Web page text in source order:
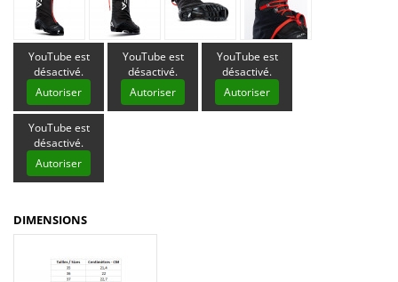
YouTube est
désactivé.
Autoriser
YouTube est
désactivé.
Autoriser
YouTube est
désactivé.
Autoriser
YouTube est
désactivé.
Autoriser
DIMENSIONS